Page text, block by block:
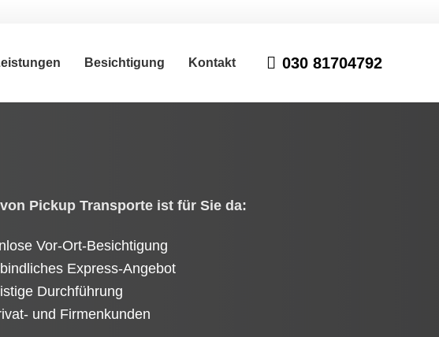
Besichtigung Kontakt 030 81704792
Pickup Transporte ist für Sie da:
Vor-Ort-Besichtigung
Express-Angebot
Durchführung
und Firmenkunden